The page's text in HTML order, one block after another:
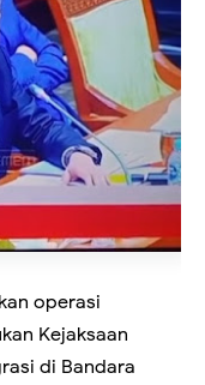
operasi
Kejaksaan
di Bandara